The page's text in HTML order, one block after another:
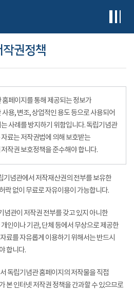
작권정책
페이지를 통해 제공되는 정보가
용, 변조, 상업적인 용도 등으로 사용되어
사례를 방지하기 위함입니다. 독립기념관
료는 저작권법에 의해 보호받는
작권 보호정책을 준수해야 합니다.
기념관에서 저작재산권의 전부를 보유한
락 없이 무료로 자유이용이 가능합니다.
관이 저작권 전부를 갖고 있지 아니한
인이나 기관, 단체 등에서 무상으로 제공한
료를 자유롭게 이용하기 위해서는 반드시
합니다.
독립기념관 홈페이지의 저작물을 직접
본 인터넷 저작권 정책을 간과할 수 있으므로